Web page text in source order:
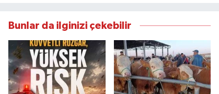
Bunlar da ilginizi çekebilir